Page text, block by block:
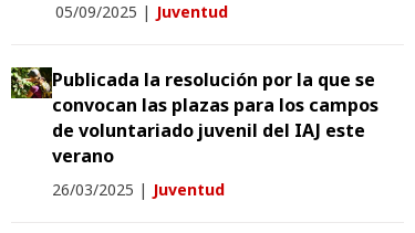
05/09/2025 | Juventud
Publicada la resolución por la que se
convocan las plazas para los campos
de voluntariado juvenil del IAJ este
verano
26/03/2025 | Juventud